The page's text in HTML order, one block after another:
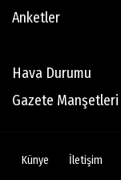
Anketler
Hava Durumu
Gazete Manşetleri
Künye İletişim